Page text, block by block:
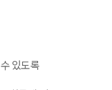
있도록